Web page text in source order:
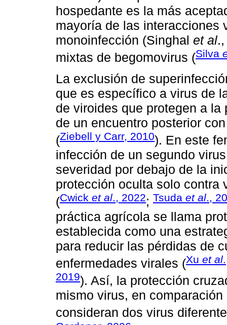
hospedante es la más
mayoría de las interacciones
monoinfección (Singhal et al
mixtas de begomovirus (Silva
La exclusión de
que es específico a virus de
de viroides que protegen a
de un encuentro posterior
(Ziebell y Carr, 2010). En este
infección de un segundo
severidad por debajo de la
protección oculta solo contra
(Cwick et al., 2022; Tsuda et al.,
práctica agrícola se llama
establecida como una
para reducir las pérdidas de
enfermedades virales (Xu et al
2019). Así, la protección
mismo virus, en
consideran dos virus